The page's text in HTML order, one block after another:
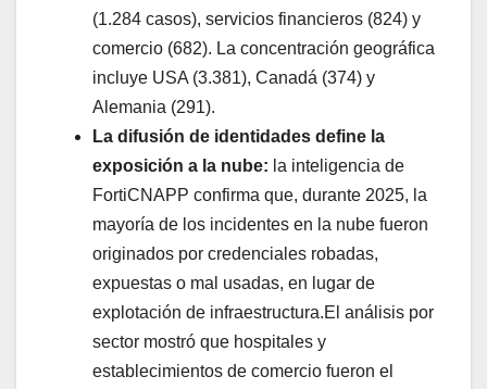
(1.284 casos), servicios financieros (824) y
comercio (682). La concentración geográfica
incluye USA (3.381), Canadá (374) y
Alemania (291).
La difusión de identidades define la
exposición a la nube: la inteligencia de
FortiCNAPP confirma que, durante 2025, la
mayoría de los incidentes en la nube fueron
originados por credenciales robadas,
expuestas o mal usadas, en lugar de
explotación de infraestructura.El análisis por
sector mostró que hospitales y
establecimientos de comercio fueron el